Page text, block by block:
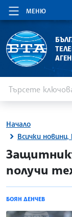
МЕНЮ
Начало
Всички
site.bta
получи
БОЯН ДЕНЧЕВ